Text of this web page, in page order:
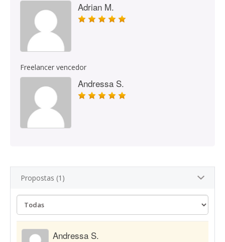
Adrian M.
Freelancer vencedor
Andressa S.
Propostas (1)
Andressa S.